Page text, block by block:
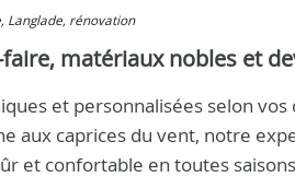
Langlade, rénovation
matériaux nobles et
et personnalisées selon
aux caprices du vent, notre
et confortable en toutes